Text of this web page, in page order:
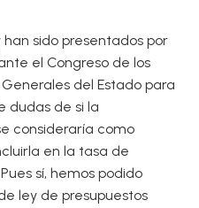
han sido presentados por
el Congreso de los
del Estado para
dudas de si la
consideraría como
en la tasa de
sí, hemos podido
ley de presupuestos